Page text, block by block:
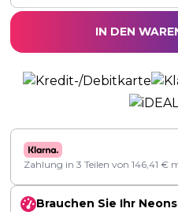
IN DEN
Zahlung in 3 Teilen von 146,41 €
Brauchen Sie Ihr